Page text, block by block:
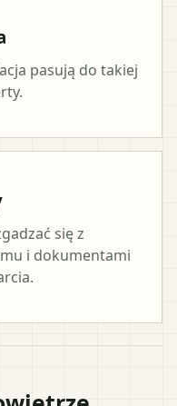
pasują do takiej
się z
i dokumentami